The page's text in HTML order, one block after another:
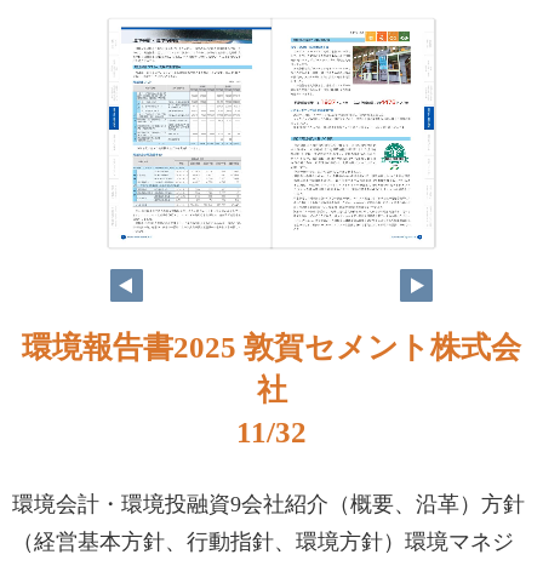
環境報告書2025 敦賀セメント株式会
社
11/32
環境会計・環境投融資9会社紹介（概要、沿革）方針
（経営基本方針、行動指針、環境方針）環境マネジ